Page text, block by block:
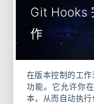
Git Hooks
作
在版本控制的工
功能。它允许你
本，从而自动执